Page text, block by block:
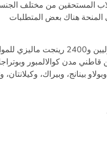
المستحقين من مختلف
أن يكون دخل الأسرة أقل من 300 دولار أمريكي للمتقدمين الدوليين و2400
ماليزي للمواطنين قاطني مدن كوالالمبور
بينانج، وبيراك، وكيلانتان،